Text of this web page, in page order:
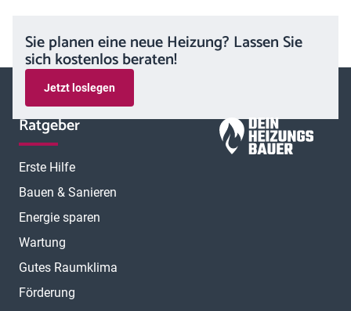
Sie planen eine neue Heizung? Lassen Sie
sich kostenlos beraten!
Jetzt loslegen
Ratgeber
Erste Hilfe
Bauen & Sanieren
Energie sparen
Wartung
Gutes Raumklima
Förderung